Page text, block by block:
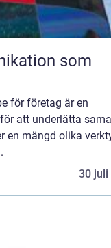
för företag är en
att underlätta
en mängd olika
30 juli